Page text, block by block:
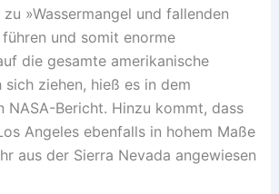
»Wassermangel und fallenden
und somit enorme
die gesamte amerikanische
sich ziehen, hieß es in dem
NASA-Bericht. Hinzu kommt, dass
Angeles ebenfalls in hohem Maße
aus der Sierra Nevada angewiesen